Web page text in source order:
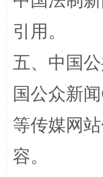
这是一
引用。
五、中国
国公众新
等传媒网
容。